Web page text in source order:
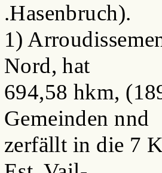
.Hasenbruch).
1)
Nord, hat
694,58 hkm,
Gemeinden nnd
zerfällt in die 7